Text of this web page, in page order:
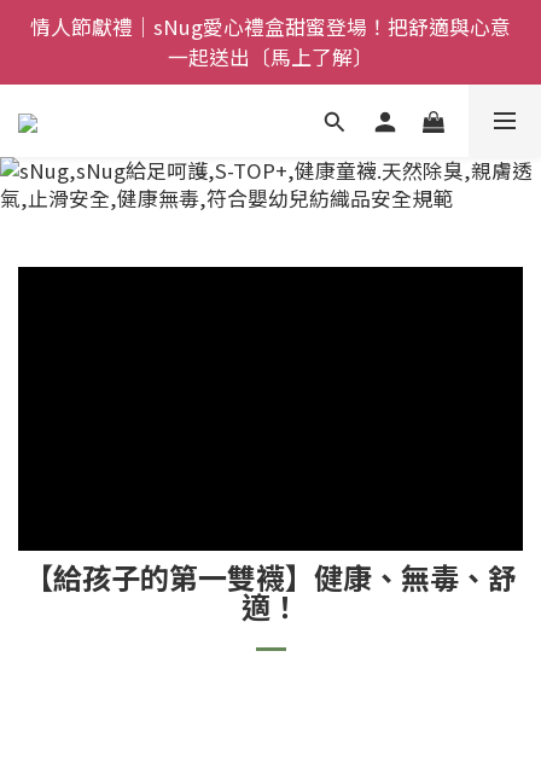
全館$800免運｜任搭８折起｜滿額再送新品-悠哉斑馬
襪〔立即了解〕
情人節獻禮｜sNug愛心禮盒甜蜜登場！把舒適與心意
一起送出〔馬上了解〕
父親節禮盒登場｜把舒適送進爸爸的每一天，日夜呵護
一次備好〔馬上了解〕
全館$800免運｜任搭８折起｜滿額再送新品-悠哉斑馬
【給孩子的第一雙襪】健康、無毒、舒
適！